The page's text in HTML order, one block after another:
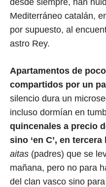
desde siempre, han
Mediterráneo catalán,
por supuesto, al
astro Rey.
Apartamentos de
compartidos por un
silencio dura un
incluso dormían en
quincenales a precio
sino ‘en C’, en
aitas (padres) que se
mañana, pero no para
del clan vasco sino